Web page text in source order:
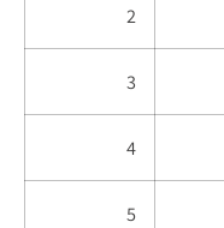
2
3
4
5